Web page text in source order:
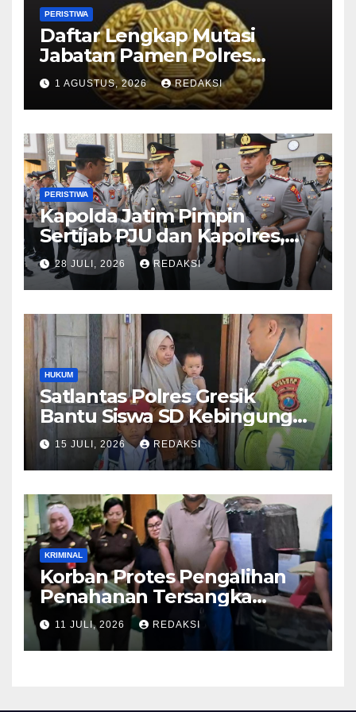
PERISTIWA
Daftar Lengkap Mutasi
Jabatan Pamen Polres
Jajaran Polda Jatim 2026
1 AGUSTUS, 2026 REDAKSI
PERISTIWA
Kapolda Jatim Pimpin
Sertijab PJU dan Kapolres,
Perkuat Regenerasi
Kepemimpinan dan
Pelayanan Presisi
28 JULI, 2026 REDAKSI
HUKUM
Satlantas Polres Gresik
Bantu Siswa SD Kebingungan
Saat Pulang Sekolah,
Langsung Diantar ke Rumah
Orang Tua Lega
15 JULI, 2026 REDAKSI
KRIMINAL
Korban Protes Pengalihan
Penahanan Tersangka
Pemalsuan Merek Skincare,
Kasi Penkum Kejati Jatim:
Nanti Saya Tegur Jaksanya
11 JULI, 2026 REDAKSI